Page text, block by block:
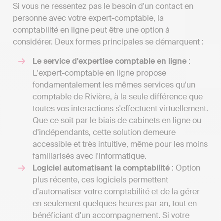
Si vous ne ressentez pas le besoin d'un contact en
personne avec votre expert-comptable, la
comptabilité en ligne peut être une option à
considérer. Deux formes principales se démarquent :
Le service d'expertise comptable en ligne :
L'expert-comptable en ligne propose
fondamentalement les mêmes services qu'un
comptable de Rivière, à la seule différence que
toutes vos interactions s'effectuent virtuellement.
Que ce soit par le biais de cabinets en ligne ou
d'indépendants, cette solution demeure
accessible et très intuitive, même pour les moins
familiarisés avec l'informatique.
Logiciel automatisant la comptabilité : Option
plus récente, ces logiciels permettent
d'automatiser votre comptabilité et de la gérer
en seulement quelques heures par an, tout en
bénéficiant d'un accompagnement. Si votre